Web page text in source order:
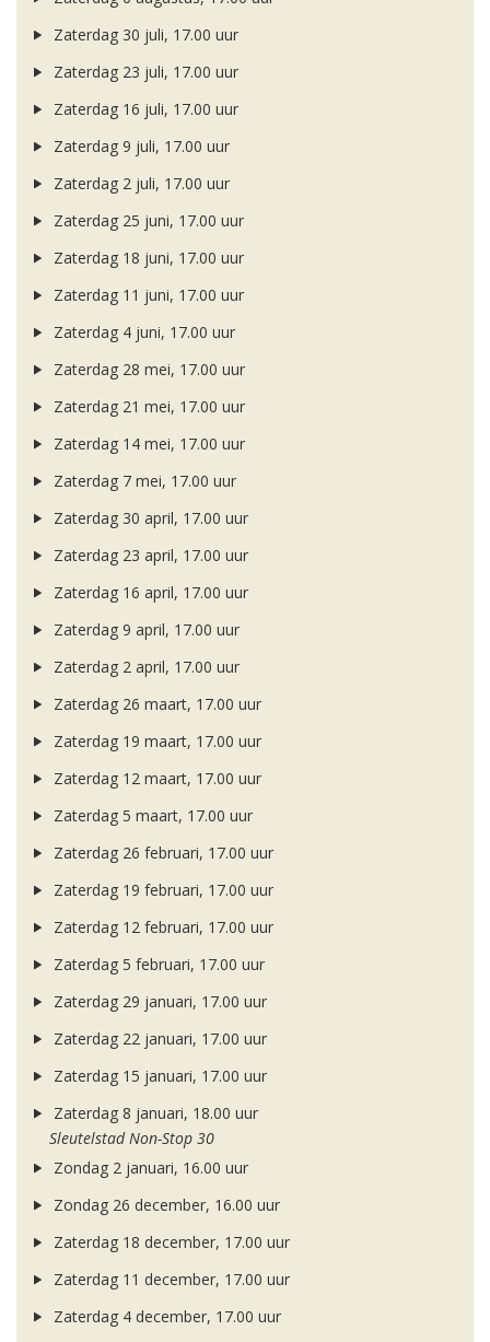
Zaterdag 30 juli, 17.00 uur
Zaterdag 23 juli, 17.00 uur
Zaterdag 16 juli, 17.00 uur
Zaterdag 9 juli, 17.00 uur
Zaterdag 2 juli, 17.00 uur
Zaterdag 25 juni, 17.00 uur
Zaterdag 18 juni, 17.00 uur
Zaterdag 11 juni, 17.00 uur
Zaterdag 4 juni, 17.00 uur
Zaterdag 28 mei, 17.00 uur
Zaterdag 21 mei, 17.00 uur
Zaterdag 14 mei, 17.00 uur
Zaterdag 7 mei, 17.00 uur
Zaterdag 30 april, 17.00 uur
Zaterdag 23 april, 17.00 uur
Zaterdag 16 april, 17.00 uur
Zaterdag 9 april, 17.00 uur
Zaterdag 2 april, 17.00 uur
Zaterdag 26 maart, 17.00 uur
Zaterdag 19 maart, 17.00 uur
Zaterdag 12 maart, 17.00 uur
Zaterdag 5 maart, 17.00 uur
Zaterdag 26 februari, 17.00 uur
Zaterdag 19 februari, 17.00 uur
Zaterdag 12 februari, 17.00 uur
Zaterdag 5 februari, 17.00 uur
Zaterdag 29 januari, 17.00 uur
Zaterdag 22 januari, 17.00 uur
Zaterdag 15 januari, 17.00 uur
Zaterdag 8 januari, 18.00 uur
Sleutelstad Non-Stop 30
Zondag 2 januari, 16.00 uur
Zondag 26 december, 16.00 uur
Zaterdag 18 december, 17.00 uur
Zaterdag 11 december, 17.00 uur
Zaterdag 4 december, 17.00 uur